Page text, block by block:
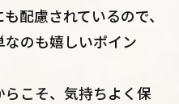
配慮されているので、
のも嬉しいポイン
こそ、気持ちよく保